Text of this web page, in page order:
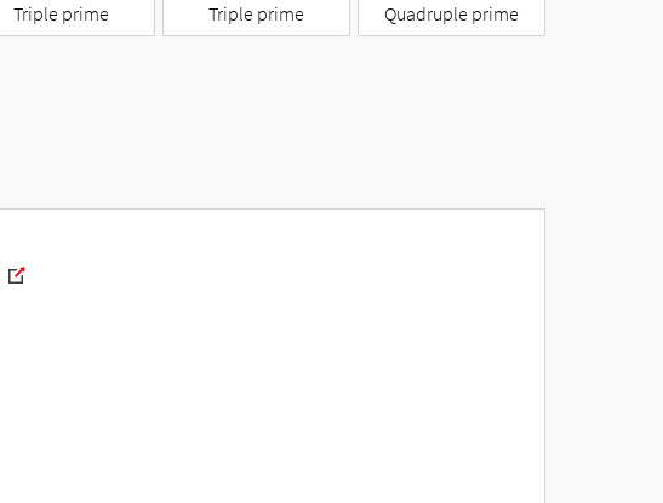
Triple prime Triple prime Quadruple prime